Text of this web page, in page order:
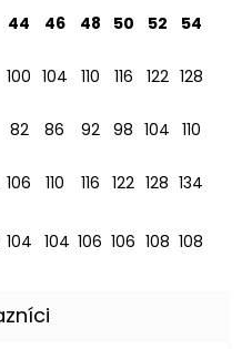
44 46 48 50 52
54
100 104 110 116 122 128
82 86 92 98 104 110
106 110 116 122 128 134
104 104 106 106 108 108